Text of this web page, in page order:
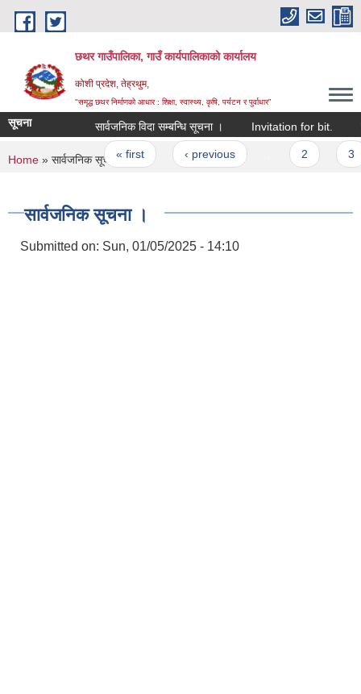
Skip to main content
छथर गाउँपालिका, गाउँ कार्यपालिकाको कार्यालय
कोशी प्रदेश, तेह्रथुम,
"समृद्ध छथर निर्माणको आधार : शिक्षा, स्वास्थ्य, कृषि, पर्यटन र पुर्वाधार”
सूचना सार्वजनिक विदा सम्बन्धि सूचना । Invitation for bit.
Pages
« first ‹ previous
You are here
Home » सार्वजनिक सूचना ।
सार्वजनिक सूचना ।
Submitted on: Sun, 01/05/2025 - 14:10